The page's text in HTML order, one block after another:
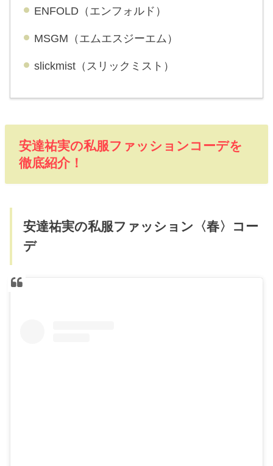
ENFOLD（エンフォルド）
MSGM（エムエスジーエム）
slickmist（スリックミスト）
安達祐実の私服ファッションコーデを
徹底紹介！
安達祐実の私服ファッション〈春〉コー
デ